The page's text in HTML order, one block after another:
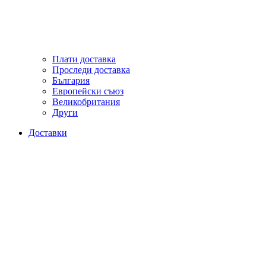
Плати доставка
Проследи доставка
България
Европейски съюз
Великобритания
Други
Доставки